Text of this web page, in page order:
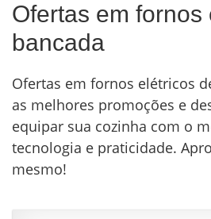
Ofertas em fornos
bancada
Ofertas em fornos elétricos
as melhores promoções e
equipar sua cozinha com o
tecnologia e praticidade.
mesmo!